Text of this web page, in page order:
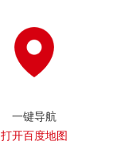
一键导航
打开百度地图